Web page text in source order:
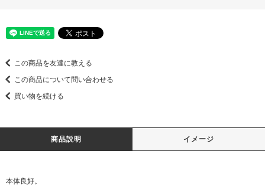
この商品を友達に教える
この商品について問い合わせる
買い物を続ける
商品説明 イメージ
本体良好。